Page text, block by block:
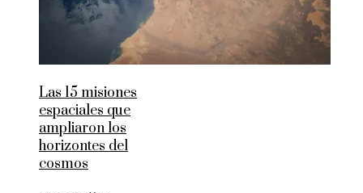
Las 15 misiones
espaciales que
ampliaron los
horizontes del
cosmos